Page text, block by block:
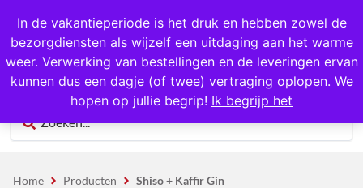
In de vakantieperiode is het druk en hebben zowel de
bezorgdiensten als wijzelf een uitdaging aan het warme
weer. Verwerking van bestellingen en de leveringen ervan
kunnen dus een dagje (of twee) vertraging oplopen. We
hopen op jullie begrip! Ik begrijp het
1000+ producten op voorraad
0
Home Producten Shiso + Kaffir Gin